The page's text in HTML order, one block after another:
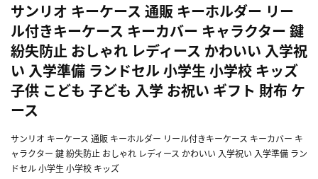
サンリオ キーケース 通販 キーホルダー リー
ル付きキーケース キーカバー キャラクター 鍵
紛失防止 おしゃれ レディース かわいい 入学祝
い 入学準備 ランドセル 小学生 小学校 キッズ
子供 こども 子ども 入学 お祝い ギフト 財布 ケ
ース
サンリオ キーケース 通販 キーホルダー リール付きキーケース キーカバー キ
ャラクター 鍵 紛失防止 おしゃれ レディース かわいい 入学祝い 入学準備 ラン
ドセル 小学生 小学校 キッズ